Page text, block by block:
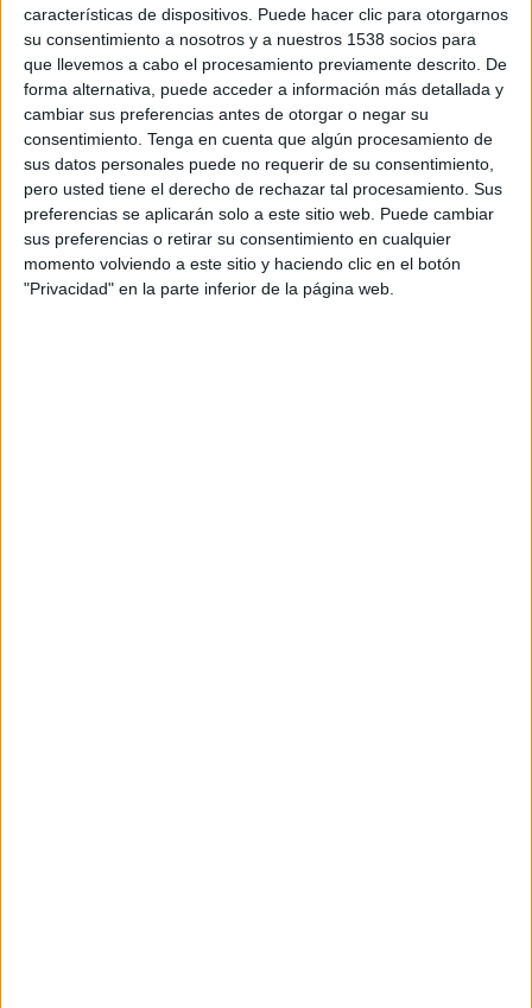
características de dispositivos. Puede hacer clic para otorgarnos
su consentimiento a nosotros y a nuestros 1538 socios para
que llevemos a cabo el procesamiento previamente descrito. De
forma alternativa, puede acceder a información más detallada y
cambiar sus preferencias antes de otorgar o negar su
consentimiento. Tenga en cuenta que algún procesamiento de
sus datos personales puede no requerir de su consentimiento,
pero usted tiene el derecho de rechazar tal procesamiento. Sus
preferencias se aplicarán solo a este sitio web. Puede cambiar
sus preferencias o retirar su consentimiento en cualquier
momento volviendo a este sitio y haciendo clic en el botón
"Privacidad" en la parte inferior de la página web.
internacional de profesionales del marketing y las autopromociones de televisión.
Aparte del premio a la campaña de la Champions, otras dos autopromociones de
Televisión Española han sido candidatas a estos premios este año: la que anunció
el fin de la emisión de anuncios en la cadena pública y la que promocionó las
transmisiones del mejor tenis en Teledeporte.
En esta ocasión TVE, única cadena generalista española que ha sido seleccionada,
marca con ‘Líneas’, autopromoción que anunció el fin de la publicidad en la
pública en enero de 2010 y en la de mejor promoción de deportes, con dos
candidaturas: por un lado la de Champions y por otro ‘El mejor tenis’, que